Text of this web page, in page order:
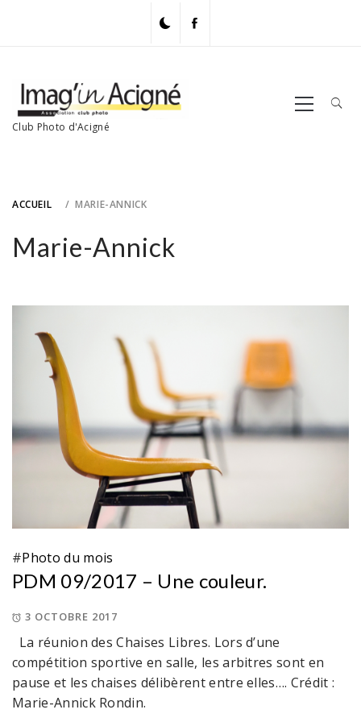
Club Photo d'Acigné
Primary
Menu
ACCUEIL MARIE-ANNICK
Marie-Annick
#Photo du mois
PDM 09/2017 – Une couleur.
3 OCTOBRE 2017
La réunion des Chaises Libres. Lors d’une
compétition sportive en salle, les arbitres sont en
pause et les chaises délibèrent entre elles…. Crédit :
Marie-Annick Rondin.